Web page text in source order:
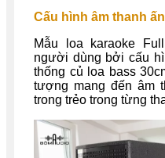
Cấu hình âm thanh
Mẫu loa karaoke
người dùng bởi cấu
thống củ loa bass
tượng mang đến âm
trong trẻo trong từng